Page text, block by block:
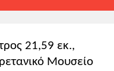
21,59 εκ.,
Μουσείο